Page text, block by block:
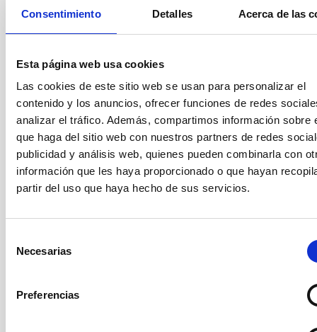
Consentimiento Detalles Acerca de las
Esta página web usa cookies
Las cookies de este sitio web se usan para personalizar el
contenido y los anuncios, ofrecer funciones de redes
analizar el tráfico. Además, compartimos información sobre
que haga del sitio web con nuestros partners de redes
publicidad y análisis web, quienes pueden combinarla con
información que les haya proporcionado o que hayan
partir del uso que haya hecho de sus servicios.
Necesarias
Preferencias
necesaria la presentación en papel de las solicitudes
La no presentación de la solicitud en tiempo y forma y la no
presentación del Impreso de Solicitud (único documento
preceptivo
NO
subsanable) supondrá la exclusión del candidato.
En el caso de que las solicitudes se presenten a través de las
oficinas de Correos deberán ir en sobre abierto para ser
fechadas y selladas por el funcionario de Correos antes de
proceder a su envío certificado y siempre antes de la fecha
límite. Las solicitudes que se envíen sólo con la fecha en el sello
del sobre se excluirán del proceso. La dirección postal para
Canarias, Secretaría de Investigación, C/ Vía Láctea s/n, E-
Secretaría del Área de Enseñanza (secens at